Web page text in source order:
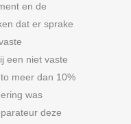
en de
dat er sprake
een niet vaste
meer dan 10%
was
deze